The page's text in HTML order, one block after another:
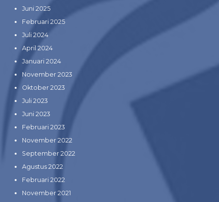
Juni 2025
Februari 2025
Juli 2024
April 2024
Januari 2024
November 2023
Oktober 2023
Juli 2023
Juni 2023
Februari 2023
November 2022
September 2022
Agustus 2022
Februari 2022
November 2021